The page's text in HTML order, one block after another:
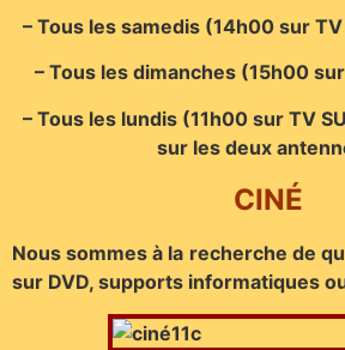
– Tous les samedis (14h00 sur
– Tous les dimanches (15h00
– Tous les lundis (11h00 sur TV
sur les deux
CINÉ
Nous sommes à la recherche de
sur DVD, supports informatiques